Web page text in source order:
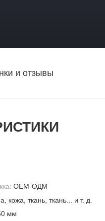
и отзывы
OEM-ОДМ
кожа, ткань, ткань... и т. д.
мм